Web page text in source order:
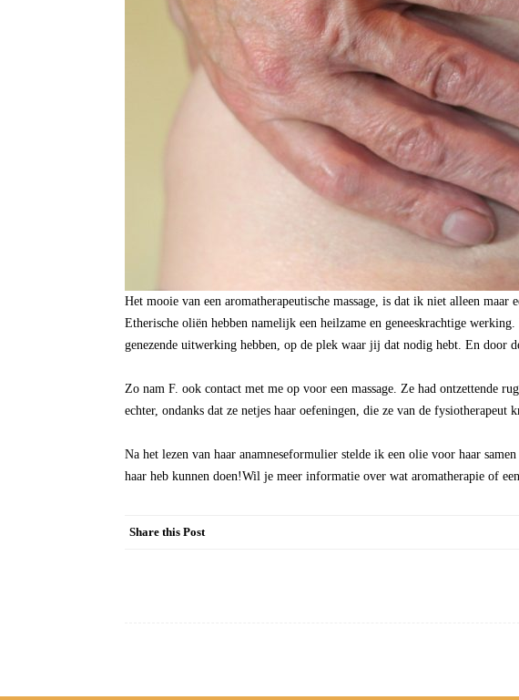
Het mooie van een aromatherapeutische massage, is dat ik niet alleen
Etherische oliën hebben namelijk een heilzame en geneeskrachtige
genezende uitwerking hebben, op de plek waar jij dat nodig hebt. En door
Zo nam F. ook contact met me op voor een massage. Ze had ontzettende
echter, ondanks dat ze netjes haar oefeningen, die ze van de fysiotherapeut
Na het lezen van haar anamneseformulier stelde ik een olie voor haar
haar heb kunnen doen!Wil je meer informatie over wat aromatherapie of
Share this Post